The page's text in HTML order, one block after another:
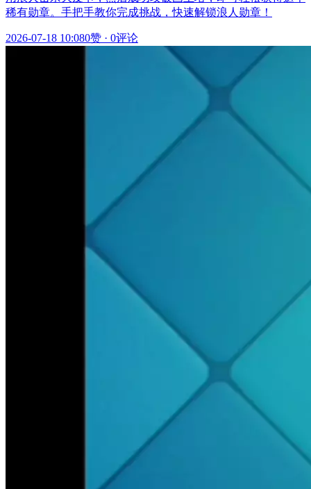
稀有勋章。手把手教你完成挑战，快速解锁浪人勋章！
2026-07-18 10:080赞 · 0评论